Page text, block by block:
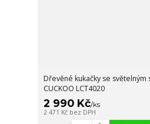
Dřevěné kukačky se světelným
CUCKOO LCT4020
2 990 Kč/ks
2 471 Kč bez DPH